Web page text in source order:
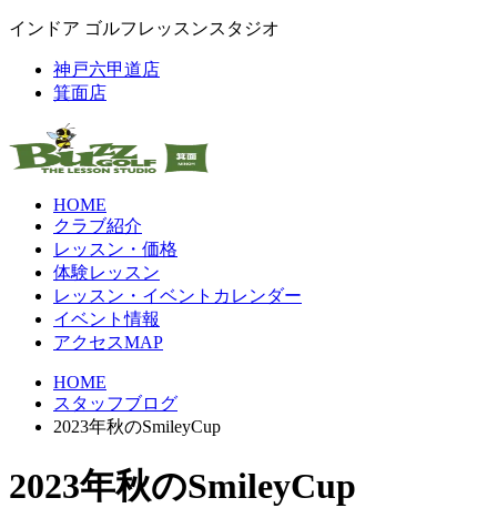
インドア ゴルフレッスンスタジオ
神戸六甲道店
箕面店
HOME
クラブ紹介
レッスン・価格
体験レッスン
レッスン・イベントカレンダー
イベント情報
アクセスMAP
HOME
スタッフブログ
2023年秋のSmileyCup
2023年秋のSmileyCup